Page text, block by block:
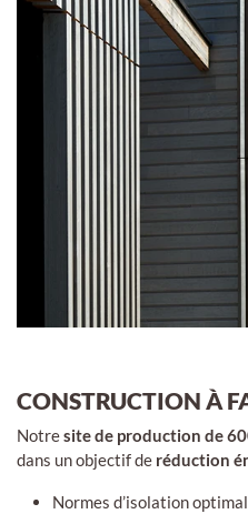
CONSTRUCTION À
Notresite de production de
dans un objectif de réduction
Normes d’isolation